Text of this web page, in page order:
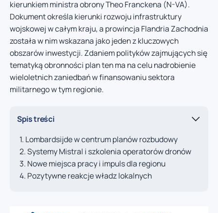
kierunkiem ministra obrony Theo Franckena (N-VA).
Dokument określa kierunki rozwoju infrastruktury
wojskowej w całym kraju, a prowincja Flandria Zachodnia
została w nim wskazana jako jeden z kluczowych
obszarów inwestycji. Zdaniem polityków zajmujących się
tematyką obronności plan ten ma na celu nadrobienie
wieloletnich zaniedbań w finansowaniu sektora
militarnego w tym regionie.
Spis treści
Lombardsijde w centrum planów rozbudowy
Systemy Mistral i szkolenia operatorów dronów
Nowe miejsca pracy i impuls dla regionu
Pozytywne reakcje władz lokalnych